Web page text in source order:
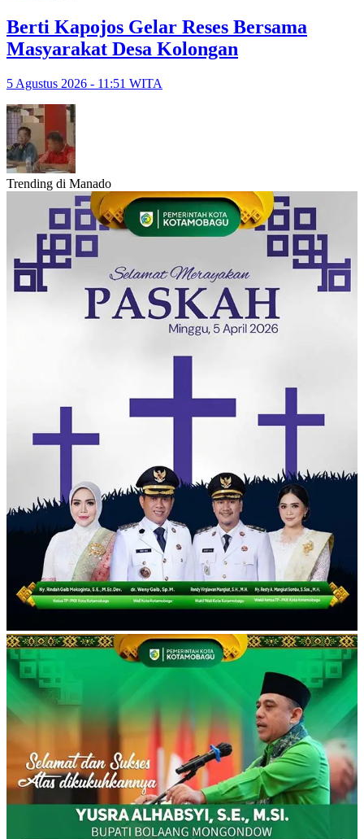
Berti Kapojos Gelar Reses Bersama
Masyarakat Desa Kolongan
5 Agustus 2026 - 11:51 WITA
Trending di Manado